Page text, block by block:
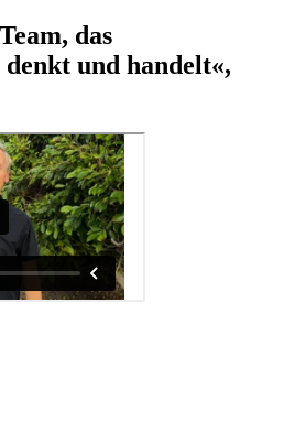
das
und handelt«,